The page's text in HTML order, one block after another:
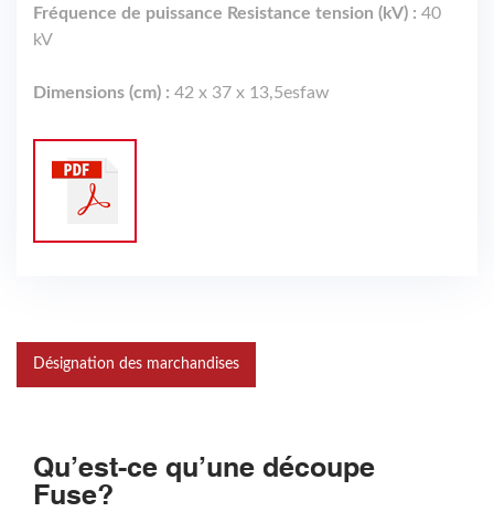
Fréquence de puissance Resistance tension (kV) : 40
kV
Dimensions (cm) : 42 x 37 x 13,5esfaw
Désignation des marchandises
Qu’est-ce qu’une découpe
Fuse?